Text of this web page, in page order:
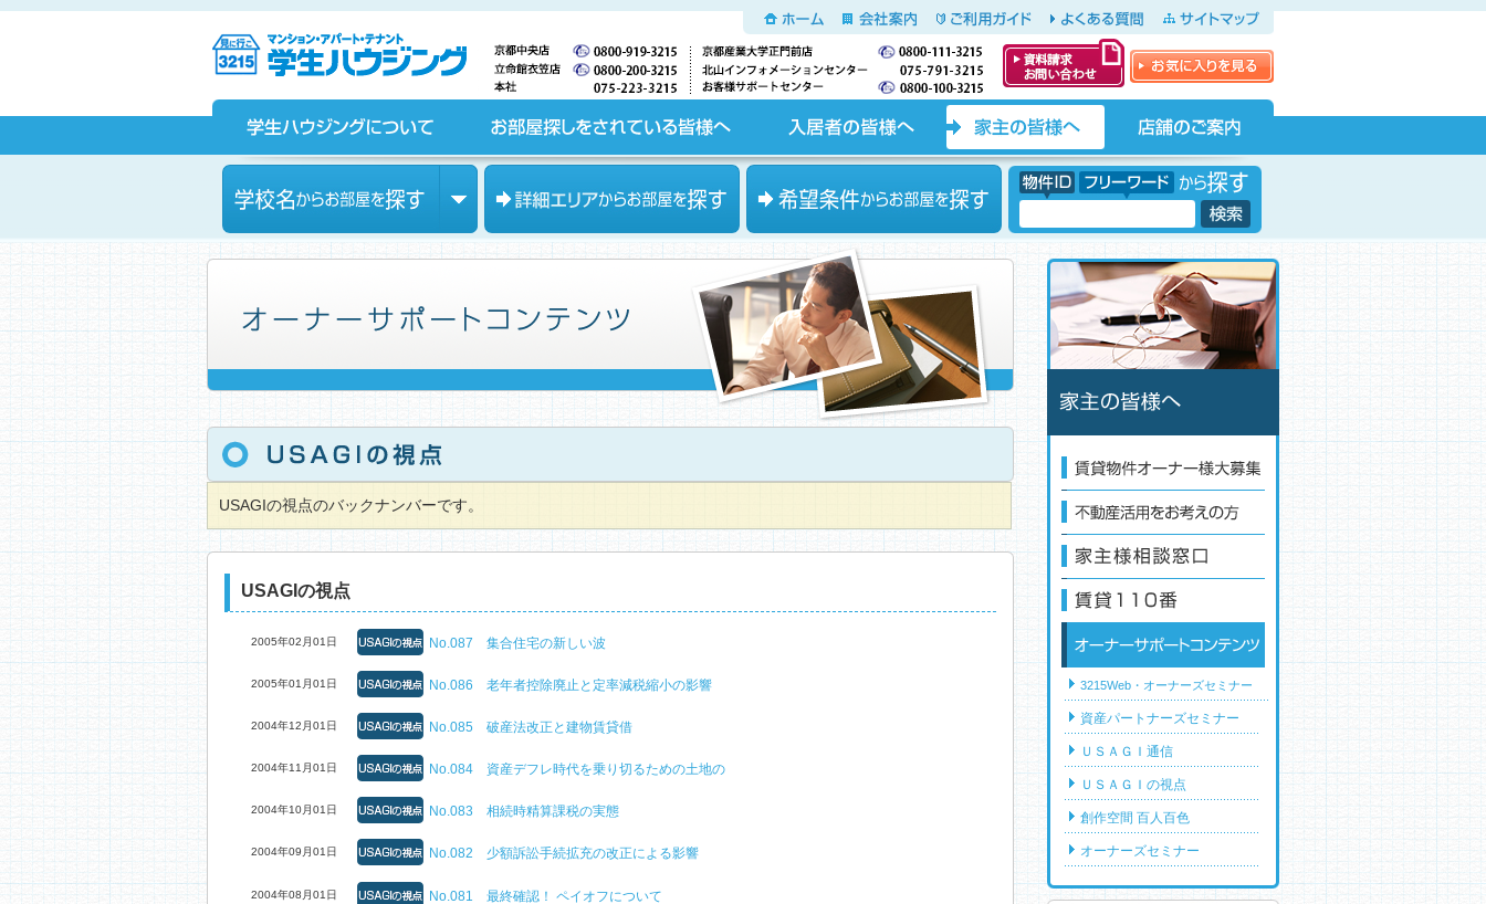
ホーム 会社案内 ご利用ガイド よくある質問 サイトマップ
資料請求・お問
い合わせ
学校名からお部屋を探す エリアからお部屋を探す 希望条件からお部屋を探す
物件ID フリーワードから探す
USAGIの視点のバックナンバーです。
USAGIの視点
2005年02月01日 No.087 集合住宅の新しい波
2005年01月01日 No.086 老年者控除廃止と定率減税縮小の影響
2004年12月01日 No.085 破産法改正と建物賃貸借
2004年11月01日 No.084 資産デフレ時代を乗り切るための土地の
2004年10月01日 No.083 相続時精算課税の実態
2004年09月01日 No.082 少額訴訟手続拡充の改正による影響
2004年08月01日 No.081 最終確認！ ペイオフについて
3215Web・オーナーズセミナー
資産パートナーズセミナー
ＵＳＡＧＩ通信
ＵＳＡＧＩの視点
創作空間 百人百色
オーナーズセミナー